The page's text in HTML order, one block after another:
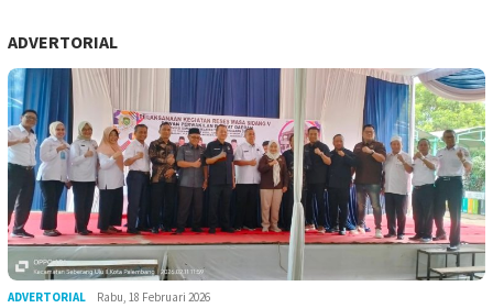
ADVERTORIAL
ADVERTORIAL Rabu, 18 Februari 2026